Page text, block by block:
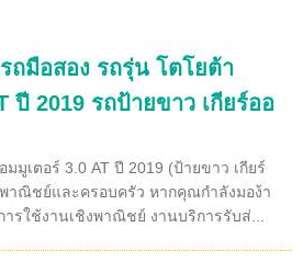
ถมือสอง รถรุ่น โตโยต้า
ปี 2019 รถป้ายขาว เกียร์ออ
มูเตอร์ 3.0 AT ปี 2019 (ป้ายขาว เกียร์
าณิชย์และครอบครัว หากคุณกำลังมอง้า
รใช้งานเชิงพาณิชย์ งานบริการรับส่...